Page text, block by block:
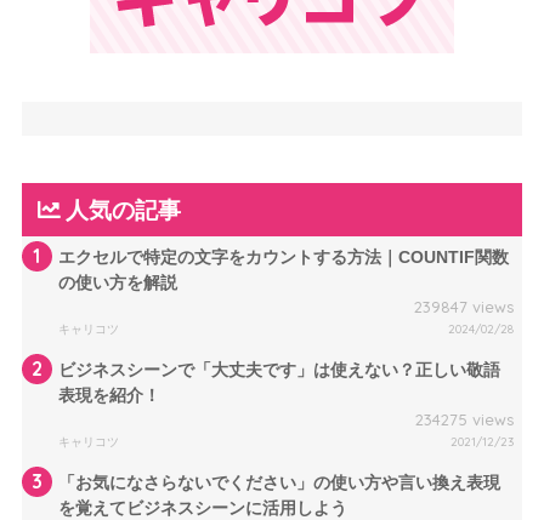
人気の記事
1
エクセルで特定の文字をカウントする方法｜COUNTIF関数
の使い方を解説
239847 views
キャリコツ 2024/02/28
2
ビジネスシーンで「大丈夫です」は使えない？正しい敬語
表現を紹介！
234275 views
キャリコツ 2021/12/23
3
「お気になさらないでください」の使い方や言い換え表現
を覚えてビジネスシーンに活用しよう